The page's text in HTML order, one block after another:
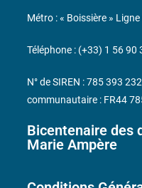
Bicentenaire des
Marie Ampère
Métro : « Boissière »
Téléphone : (+33) 1 56 90
N° de SIREN : 785 393
communautaire : FR44